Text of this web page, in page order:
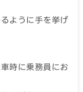
ように手を挙げ
時に乗務員にお